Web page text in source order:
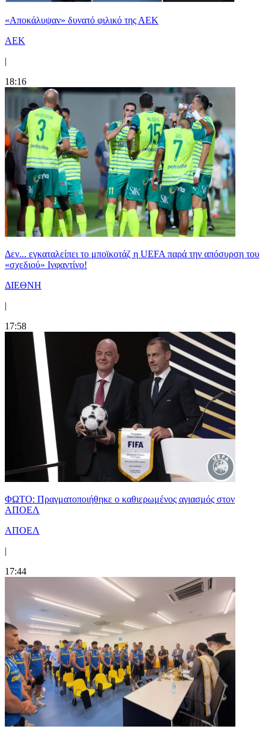
«Αποκάλυψαν» δυνατό φιλικό της ΑΕΚ
ΑΕΚ
|
18:16
Δεν... εγκαταλείπει το μποϊκοτάζ η UEFA παρά την απόσυρση του
«σχεδιού» Ινφαντίνο!
ΔΙΕΘΝΗ
|
17:58
ΦΩΤΟ: Πραγματοποιήθηκε ο καθιερωμένος αγιασμός στον
ΑΠΟΕΛ
ΑΠΟΕΛ
|
17:44